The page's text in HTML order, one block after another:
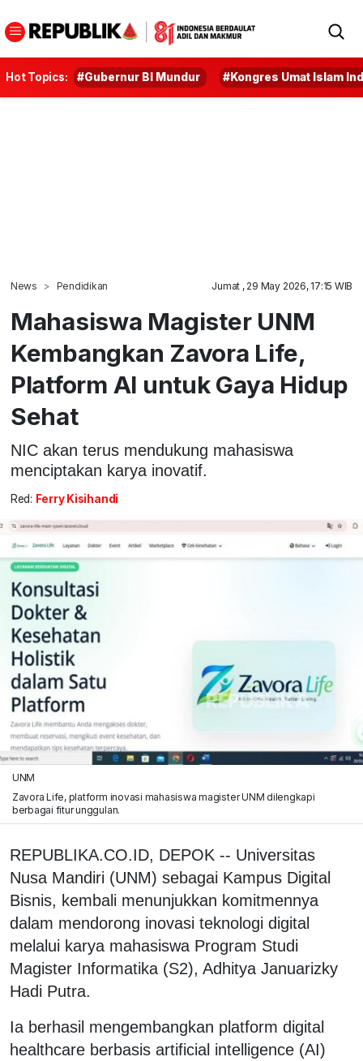
Hot Topics: #Gubernur BI Mundur #Kongres Umat Islam
News Pendidikan Jumat , 29 May 2026, 17:15 WIB
Mahasiswa Magister UNM
Kembangkan Zavora Life,
Platform AI untuk Gaya Hidup
Sehat
NIC akan terus mendukung mahasiswa
menciptakan karya inovatif.
Red: Ferry Kisihandi
UNM
Zavora Life, platform inovasi mahasiswa magister UNM dilengkapi
berbagai fitur unggulan.
REPUBLIKA.CO.ID, DEPOK -- Universitas
Nusa Mandiri (UNM) sebagai Kampus Digital
Bisnis, kembali menunjukkan komitmennya
dalam mendorong inovasi teknologi digital
melalui karya mahasiswa Program Studi
Magister Informatika (S2), Adhitya Januarizky
Hadi Putra.
Ia berhasil mengembangkan platform digital
healthcare berbasis artificial intelligence (AI)